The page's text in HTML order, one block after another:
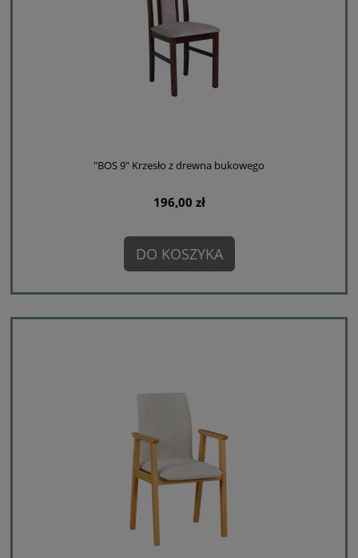
"BOS 9" Krzesło z drewna bukowego
196,00 zł
DO KOSZYKA